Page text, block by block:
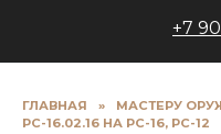
+7
ГЛАВНАЯ » МАСТЕРУ
РС-16.02.16 НА РС-16, РС-12